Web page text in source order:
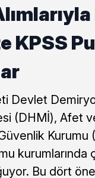
KPSS
Devlet
(DHMİ), Afet
Kurumu
kurumlarında
Bu dört